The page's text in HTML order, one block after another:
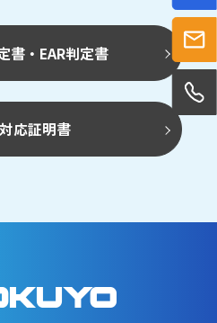
書・EAR判定書
応証明書